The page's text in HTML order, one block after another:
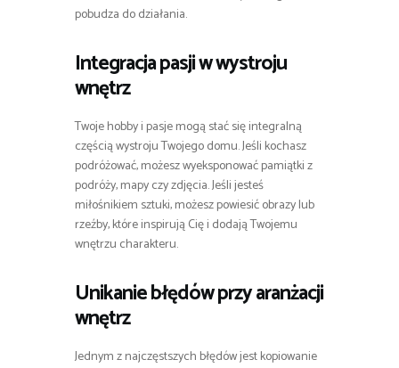
pobudza do działania.
Integracja pasji w wystroju
wnętrz
Twoje hobby i pasje mogą stać się integralną
częścią wystroju Twojego domu. Jeśli kochasz
podróżować, możesz wyeksponować pamiątki z
podróży, mapy czy zdjęcia. Jeśli jesteś
miłośnikiem sztuki, możesz powiesić obrazy lub
rzeźby, które inspirują Cię i dodają Twojemu
wnętrzu charakteru.
Unikanie błędów przy aranżacji
wnętrz
Jednym z najczęstszych błędów jest kopiowanie